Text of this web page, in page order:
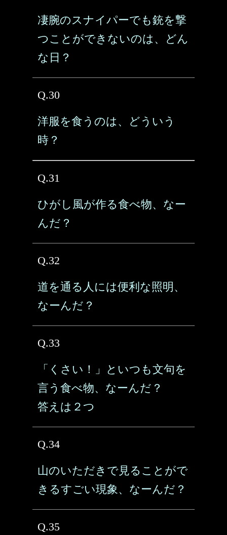
凄腕のスナイパーでも銃を撃
つことができないのは、どん
な日？
Q.30
洋服を食うのは、どういう
時？
Q.31
ひがし風が作る食べ物、なー
んだ？
Q.32
道を通る人には便利な照明、
なーんだ？
Q.33
「くさい！」といつも文句を
言う食べ物、なーんだ？
答えは２つ
Q.34
山のいただきで見ることがで
きるすごい現象、なーんだ？
Q.35